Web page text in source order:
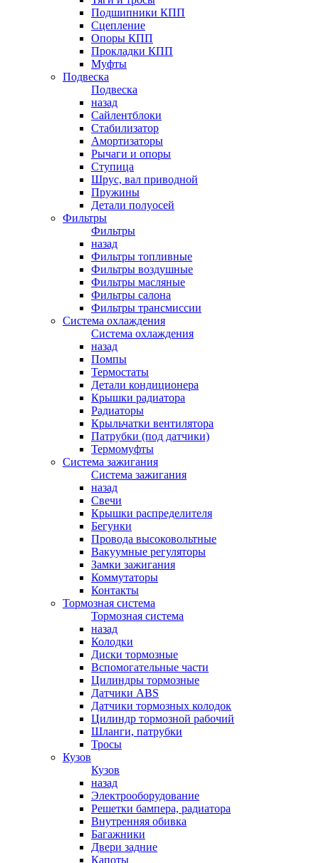
Подшипники КПП
Сцепление
Опоры КПП
Прокладки КПП
Муфты
Подвеска
Подвеска
назад
Сайлентблоки
Стабилизатор
Амортизаторы
Рычаги и опоры
Ступица
Шрус, вал приводной
Пружины
Детали полуосей
Фильтры
Фильтры
назад
Фильтры топливные
Фильтры воздушные
Фильтры масляные
Фильтры салона
Фильтры трансмиссии
Система охлаждения
Система охлаждения
назад
Помпы
Термостаты
Детали кондиционера
Крышки радиатора
Радиаторы
Крыльчатки вентилятора
Патрубки (под датчики)
Термомуфты
Система зажигания
Система зажигания
назад
Свечи
Крышки распределителя
Бегунки
Провода высоковольтные
Вакуумные регуляторы
Замки зажигания
Коммутаторы
Контакты
Тормозная система
Тормозная система
назад
Колодки
Диски тормозные
Вспомогательные части
Цилиндры тормозные
Датчики ABS
Датчики тормозных колодок
Цилиндр тормозной рабочий
Шланги, патрубки
Тросы
Кузов
Кузов
назад
Электрооборудование
Решетки бампера, радиатора
Внутренняя обивка
Багажники
Двери задние
Капоты